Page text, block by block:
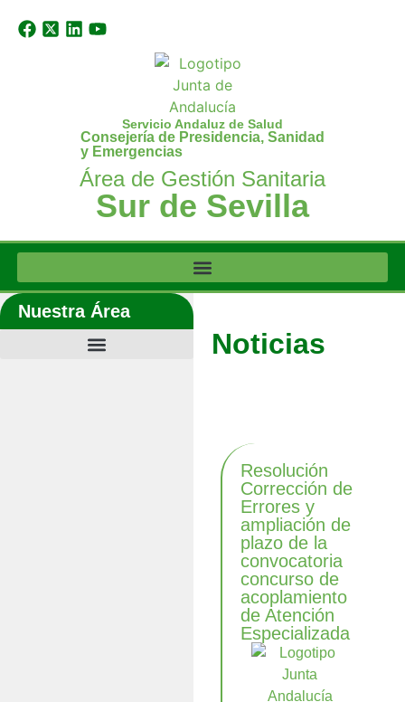
Servicio Andaluz de Salud
Consejería de Presidencia, Sanidad
y Emergencias
Área de Gestión Sanitaria
Sur de Sevilla
Nuestra Área
Noticias
Resolución
Corrección de
Errores y
ampliación de
plazo de la
convocatoria
concurso de
acoplamiento
de Atención
Especializada